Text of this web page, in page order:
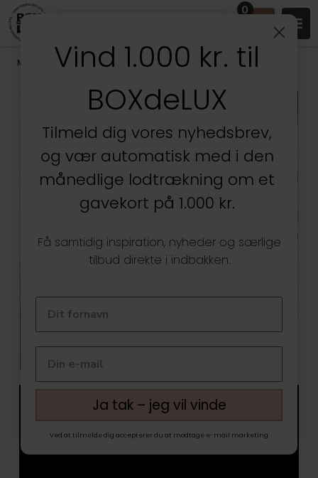
0
Mærker Yamazaki
Vind 1.000 kr. til
BOXdeLUX
Tilmeld dig vores nyhedsbrev,
og vær automatisk med i den
månedlige lodtrækning om et
gavekort på 1.000 kr.
Få samtidig inspiration, nyheder og særlige
tilbud direkte i indbakken.
Ja tak – jeg vil vinde
Ved at tilmelde dig accepterer du at modtage e-mail marketing